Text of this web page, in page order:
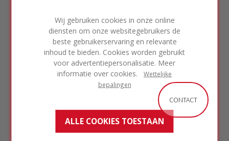
Wij gebruiken cookies in onze online
diensten om onze websitegebruikers de
beste gebruikerservaring en relevante
inhoud te bieden. Cookies worden gebruikt
voor advertentiepersonalisatie. Meer
informatie over cookies. Wettelijke
bepalingen
ALLE COOKIES TOESTAAN
Onbrandbaarheid en
brandveiligheid
CONTACT